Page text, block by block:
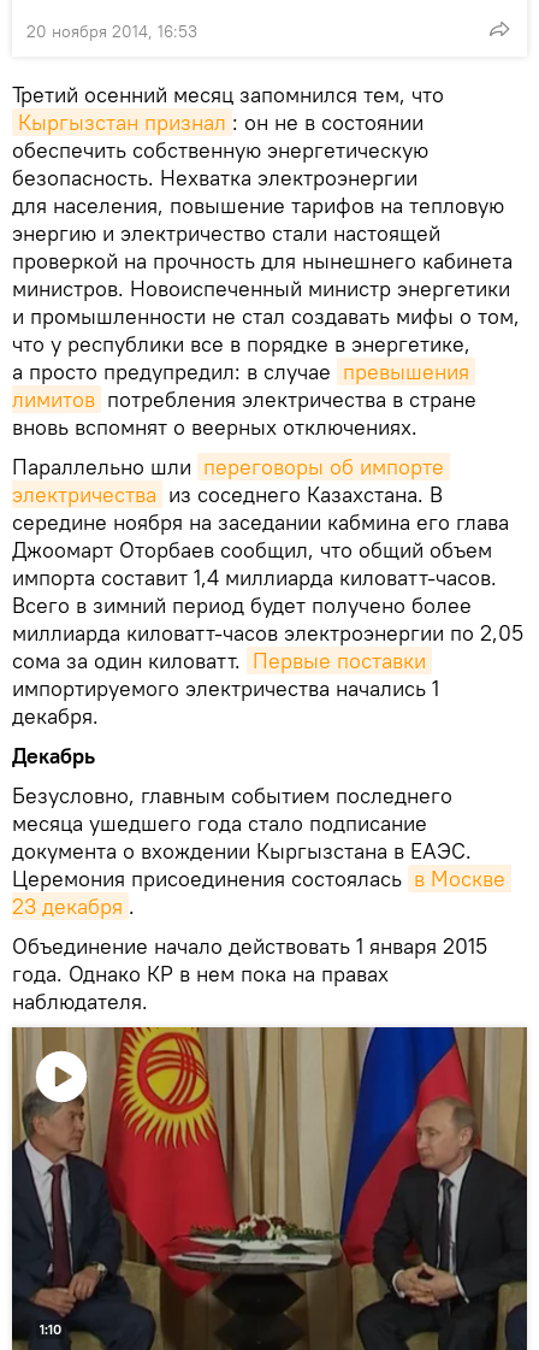
20 ноября 2014, 16:53
Третий осенний месяц запомнился тем, что
Кыргызстан признал : он не в состоянии
обеспечить собственную энергетическую
безопасность. Нехватка электроэнергии
для населения, повышение тарифов на тепловую
энергию и электричество стали настоящей
проверкой на прочность для нынешнего кабинета
министров. Новоиспеченный министр энергетики
и промышленности не стал создавать мифы о том,
что у республики все в порядке в энергетике,
а просто предупредил: в случае превышения
лимитов потребления электричества в стране
вновь вспомнят о веерных отключениях.
Параллельно шли переговоры об импорте
электричества из соседнего Казахстана. В
середине ноября на заседании кабмина его глава
Джоомарт Оторбаев сообщил, что общий объем
импорта составит 1,4 миллиарда киловатт-часов.
Всего в зимний период будет получено более
миллиарда киловатт-часов электроэнергии по 2,05
сома за один киловатт. Первые поставки
импортируемого электричества начались 1
декабря.
Декабрь
Безусловно, главным событием последнего
месяца ушедшего года стало подписание
документа о вхождении Кыргызстана в ЕАЭС.
Церемония присоединения состоялась в Москве
23 декабря .
Объединение начало действовать 1 января 2015
года. Однако КР в нем пока на правах
наблюдателя.
Воспроизвести
видео
1:10